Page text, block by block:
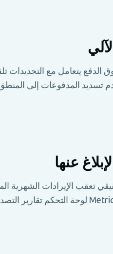
يتعامل مع التجديدات
المدفوعات إلى المنطق
عنها
تعقب الإيرادات الشهرية